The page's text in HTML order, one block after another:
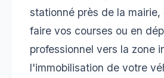
stationné près de la
faire vos courses ou en
professionnel vers la zone
l'immobilisation de votre